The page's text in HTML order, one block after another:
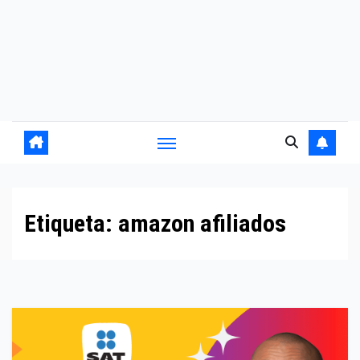
Etiqueta: amazon afiliados